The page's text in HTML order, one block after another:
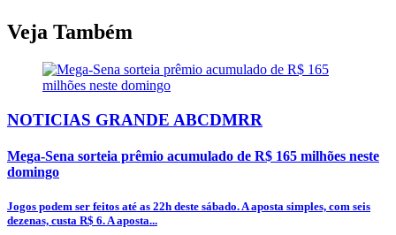
Veja Também
NOTICIAS GRANDE ABCDMRR
Mega-Sena sorteia prêmio acumulado de R$ 165 milhões neste
domingo
Jogos podem ser feitos até as 22h deste sábado. A aposta simples, com seis
dezenas, custa R$ 6. A aposta...